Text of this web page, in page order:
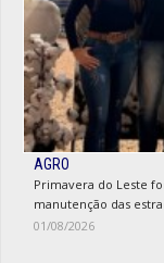
AGRO
Primavera do Leste
manutenção das
01/08/2026